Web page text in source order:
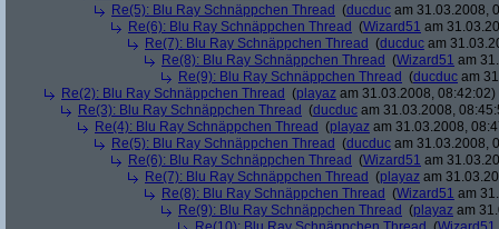
Re(5): Blu Ray Schnäppchen Thread (ducduc am 31.03.2008,
Re(6): Blu Ray Schnäppchen Thread (Wizard51 am
Re(7): Blu Ray Schnäppchen Thread (ducduc am
Re(8): Blu Ray Schnäppchen Thread (Wizard51 am
Re(9): Blu Ray Schnäppchen Thread (ducduc am
Re(2): Blu Ray Schnäppchen Thread (playaz am 31.03.2008, 08:42:02)
Re(3): Blu Ray Schnäppchen Thread (ducduc am 31.03.2008,
Re(4): Blu Ray Schnäppchen Thread (playaz am 31.03.2008,
Re(5): Blu Ray Schnäppchen Thread (ducduc am 31.03.2008,
Re(6): Blu Ray Schnäppchen Thread (Wizard51 am
Re(7): Blu Ray Schnäppchen Thread (playaz am
Re(8): Blu Ray Schnäppchen Thread (Wizard51 am
Re(9): Blu Ray Schnäppchen Thread (playaz am